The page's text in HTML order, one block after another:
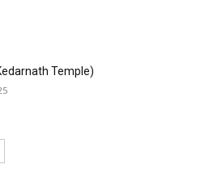
Temple)